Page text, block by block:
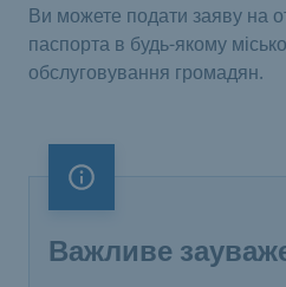
Ви можете подати заяву на
паспорта в будь-якому
обслуговування громадян.
Важливе зауваження
Важливе